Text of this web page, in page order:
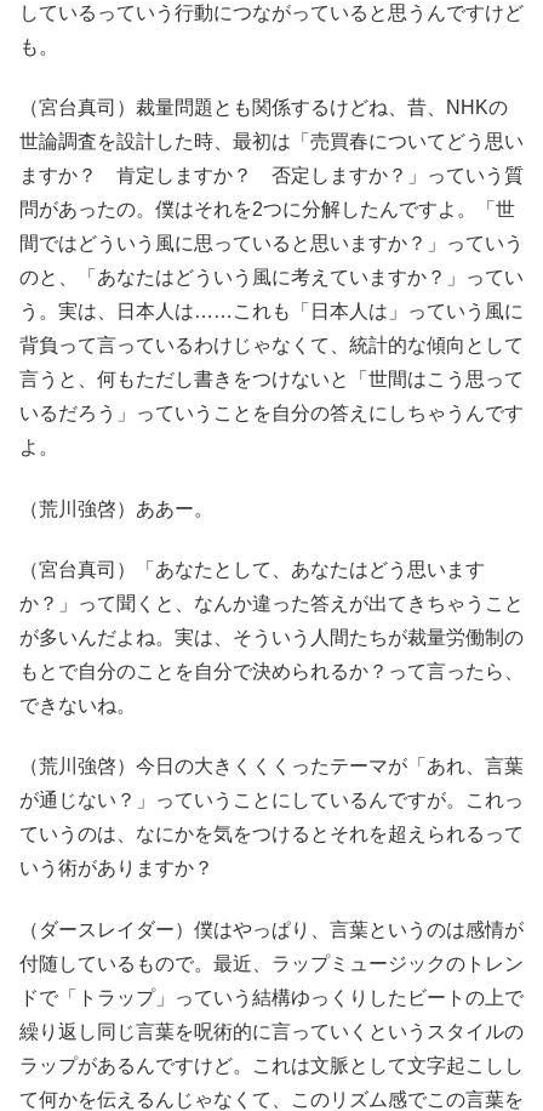
しているっていう行動につながっていると思うんですけど
も。
（宮台真司）裁量問題とも関係するけどね、昔、NHKの
世論調査を設計した時、最初は「売買春についてどう思い
ますか？ 肯定しますか？ 否定しますか？」っていう質
問があったの。僕はそれを2つに分解したんですよ。「世
間ではどういう風に思っていると思いますか？」っていう
のと、「あなたはどういう風に考えていますか？」ってい
う。実は、日本人は……これも「日本人は」っていう風に
背負って言っているわけじゃなくて、統計的な傾向として
言うと、何もただし書きをつけないと「世間はこう思って
いるだろう」っていうことを自分の答えにしちゃうんです
よ。
（荒川強啓）ああー。
（宮台真司）「あなたとして、あなたはどう思います
か？」って聞くと、なんか違った答えが出てきちゃうこと
が多いんだよね。実は、そういう人間たちが裁量労働制の
もとで自分のことを自分で決められるか？って言ったら、
できないね。
（荒川強啓）今日の大きくくくったテーマが「あれ、言葉
が通じない？」っていうことにしているんですが。これっ
ていうのは、なにかを気をつけるとそれを超えられるって
いう術がありますか？
（ダースレイダー）僕はやっぱり、言葉というのは感情が
付随しているもので。最近、ラップミュージックのトレン
ドで「トラップ」っていう結構ゆっくりしたビートの上で
繰り返し同じ言葉を呪術的に言っていくというスタイルの
ラップがあるんですけど。これは文脈として文字起こしし
て何かを伝えるんじゃなくて、このリズム感でこの言葉を